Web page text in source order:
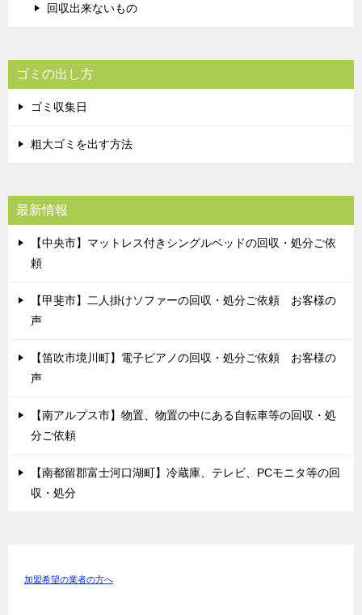
回収出来ないもの
ゴミの出し方
ゴミ収集日
粗大ゴミを出す方法
最新情報
【中央市】マットレス付きシングルベッドの回収・処分ご依
頼
【甲斐市】二人掛けソファーの回収・処分ご依頼 お客様の
声
【笛吹市境川町】電子ピアノの回収・処分ご依頼 お客様の
声
【南アルプス市】物置、物置の中にある自転車等の回収・処
分ご依頼
【南都留郡富士河口湖町】冷蔵庫、テレビ、PCモニタ等の回
収・処分
加盟希望の業者の方へ